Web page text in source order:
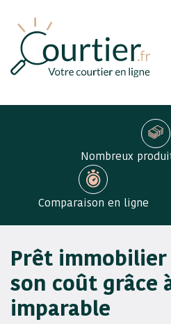
Nombreux
Comparaison en ligne
Prêt immobilier
son coût grâce
imparable